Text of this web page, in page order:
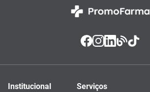
Institucional Serviços